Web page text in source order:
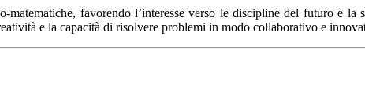
favorendo l’interesse verso le discipline del futuro e la
e la capacità di risolvere problemi in modo collaborativo e